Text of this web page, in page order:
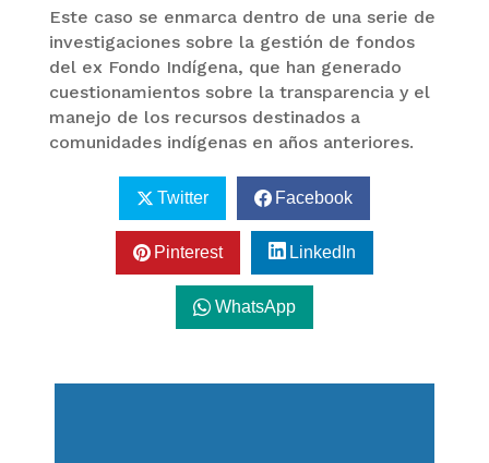
Este caso se enmarca dentro de una serie de
investigaciones sobre la gestión de fondos
del ex Fondo Indígena, que han generado
cuestionamientos sobre la transparencia y el
manejo de los recursos destinados a
comunidades indígenas en años anteriores.
Twitter Facebook
Pinterest LinkedIn
WhatsApp